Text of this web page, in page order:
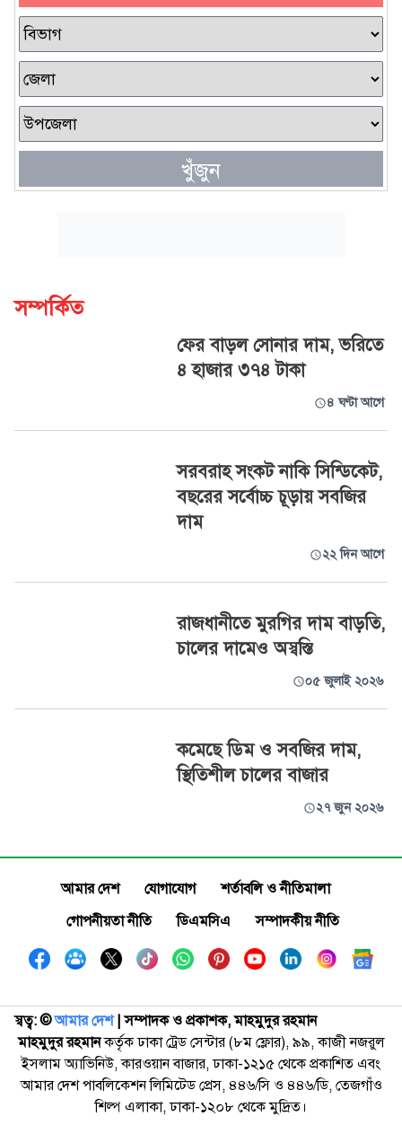
খুঁজুন
সম্পর্কিত
ফের বাড়ল সোনার দাম, ভরিতে
৪ হাজার ৩৭৪ টাকা
৪ ঘণ্টা আগে
সরবরাহ সংকট নাকি সিন্ডিকেট,
বছরের সর্বোচ্চ চূড়ায় সবজির
দাম
২২ দিন আগে
রাজধানীতে মুরগির দাম বাড়তি,
চালের দামেও অস্বস্তি
০৫ জুলাই ২০২৬
কমেছে ডিম ও সবজির দাম,
স্থিতিশীল চালের বাজার
২৭ জুন ২০২৬
আমার দেশ যোগাযোগ
শর্তাবলি ও নীতিমালা
গোপনীয়তা নীতি
ডিএমসিএ সম্পাদকীয় নীতি
স্বত্ব: ©️আমার দেশ| সম্পাদক ও প্রকাশক, মাহমুদুর রহমান
মাহমুদুর রহমানকর্তৃক ঢাকা ট্রেড সেন্টার (৮ম ফ্লোর), ৯৯, কাজী নজরুল
ইসলাম অ্যাভিনিউ, কারওয়ান বাজার, ঢাকা-১২১৫ থেকে প্রকাশিত এবং
আমার দেশ পাবলিকেশন লিমিটেড প্রেস, ৪৪৬/সি ও ৪৪৬/ডি, তেজগাঁও
শিল্প এলাকা, ঢাকা-১২০৮ থেকে মুদ্রিত।